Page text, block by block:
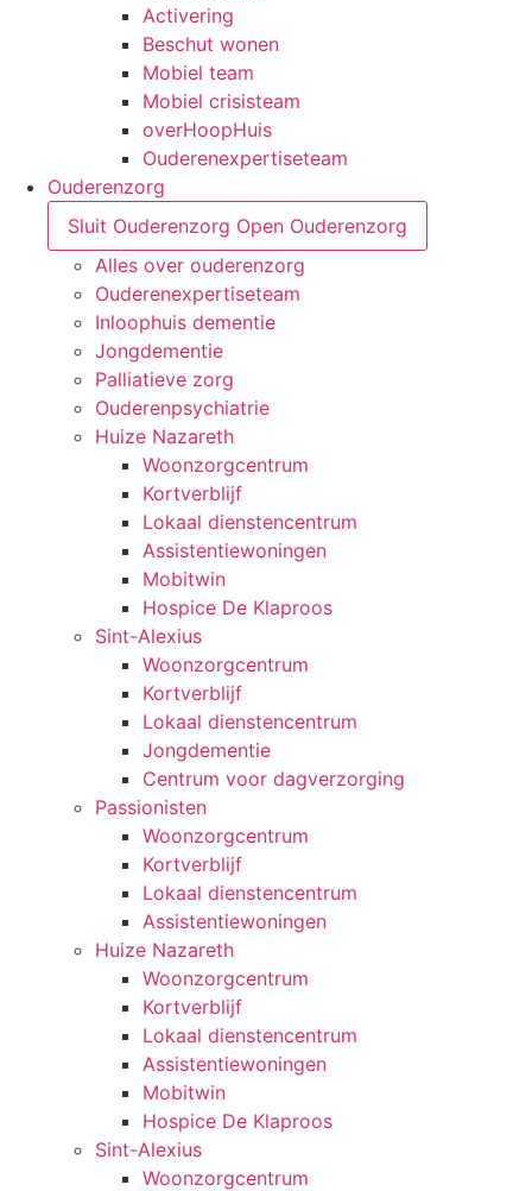
Activering
Beschut wonen
Mobiel team
Mobiel crisisteam
overHoopHuis
Ouderenexpertiseteam
Ouderenzorg
Sluit Ouderenzorg Open Ouderenzorg
Alles over ouderenzorg
Ouderenexpertiseteam
Inloophuis dementie
Jongdementie
Palliatieve zorg
Ouderenpsychiatrie
Huize Nazareth
Woonzorgcentrum
Kortverblijf
Lokaal dienstencentrum
Assistentiewoningen
Mobitwin
Hospice De Klaproos
Sint-Alexius
Woonzorgcentrum
Kortverblijf
Lokaal dienstencentrum
Jongdementie
Centrum voor dagverzorging
Passionisten
Woonzorgcentrum
Kortverblijf
Lokaal dienstencentrum
Assistentiewoningen
Huize Nazareth
Woonzorgcentrum
Kortverblijf
Lokaal dienstencentrum
Assistentiewoningen
Mobitwin
Hospice De Klaproos
Sint-Alexius
Woonzorgcentrum